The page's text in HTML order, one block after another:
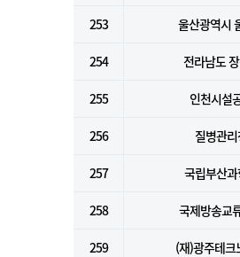
253 울산광역시
254 전라남도
255 인천시설
256 질병관
257 국립부산
258 국제방송교
259 (재)광주테크